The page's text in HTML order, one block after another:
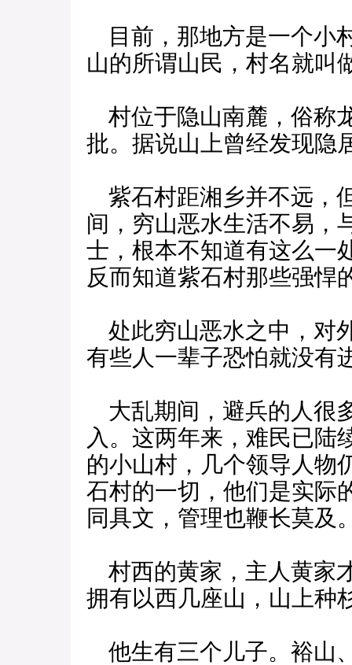
目前，那地方是一个小
山的所谓山民，村名就叫
村位于隐山南麓，俗称
批。据说山上曾经发现隐
紫石村距湘乡并不远，
间，穷山恶水生活不易，
士，根本不知道有这么一
反而知道紫石村那些强悍
处此穷山恶水之中，对
有些人一辈子恐怕就没有
大乱期间，避兵的人很
入。这两年来，难民已陆
的小山村，几个领导人物
石村的一切，他们是实际
同具文，管理也鞭长莫及
村西的黄家，主人黄家
拥有以西几座山，山上种
他生有三个儿子。裕山